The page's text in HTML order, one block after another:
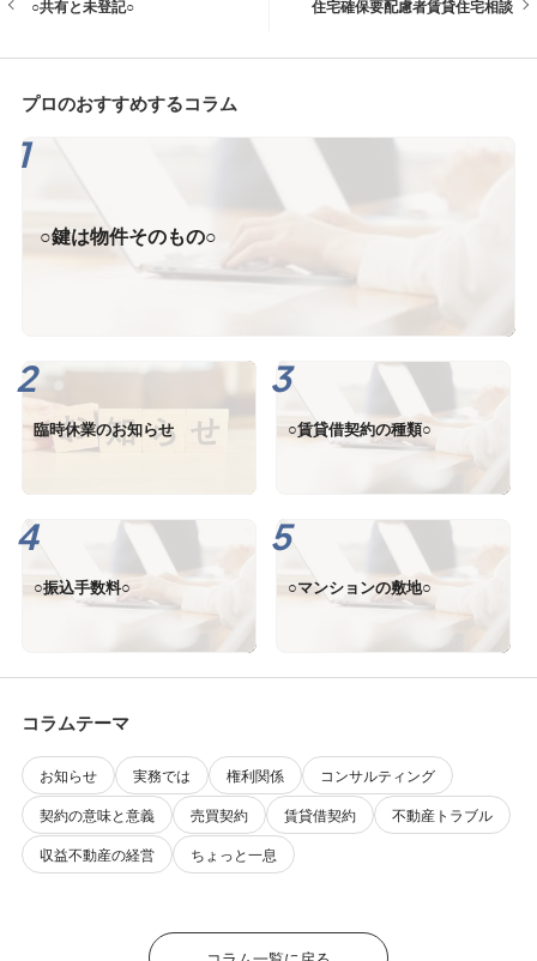
○共有と未登記○ 住宅確保要配慮者賃貸住宅相談
プロのおすすめするコラム
○鍵は物件そのもの○
臨時休業のお知らせ ○賃貸借契約の種類○
○振込手数料○ ○マンションの敷地○
コラムテーマ
お知らせ 実務では 権利関係
コンサルティング
契約の意味と意義
売買契約 賃貸借契約
不動産トラブル
収益不動産の経営
ちょっと一息